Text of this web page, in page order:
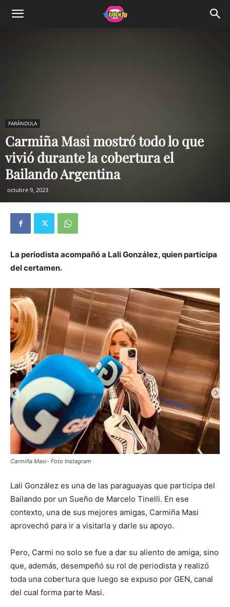
FARÁNDULA
Carmiña Masi mostró todo lo que
vivió durante la cobertura el
Bailando Argentina
octubre 9, 2023
La periodista acompañó a Lali González, quien participa
del certamen.
Carmiña Masi- Foto Instagram
Lali González es una de las paraguayas que participa del
Bailando por un Sueño de Marcelo Tinelli. En ese
contexto, una de sus mejores amigas, Carmiña Masi
aprovechó para ir a visitarla y darle su apoyo.
Pero, Carmi no solo se fue a dar su aliento de amiga, sino
que, además, desempeñó su rol de periodista y realizó
toda una cobertura que luego se expuso por GEN, canal
del cual forma parte Masi.